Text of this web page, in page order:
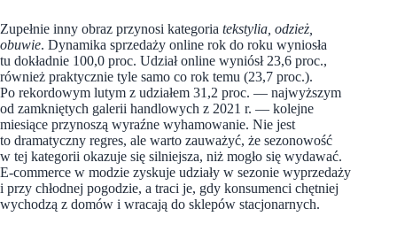
Zupełnie inny obraz przynosi kategoria tekstylia, odzież,
obuwie. Dynamika sprzedaży online rok do roku wyniosła
tu dokładnie 100,0 proc. Udział online wyniósł 23,6 proc.,
również praktycznie tyle samo co rok temu (23,7 proc.).
Po rekordowym lutym z udziałem 31,2 proc. — najwyższym
od zamkniętych galerii handlowych z 2021 r. — kolejne
miesiące przynoszą wyraźne wyhamowanie. Nie jest
to dramatyczny regres, ale warto zauważyć, że sezonowość
w tej kategorii okazuje się silniejsza, niż mogło się wydawać.
E-commerce w modzie zyskuje udziały w sezonie wyprzedaży
i przy chłodnej pogodzie, a traci je, gdy konsumenci chętniej
wychodzą z domów i wracają do sklepów stacjonarnych.